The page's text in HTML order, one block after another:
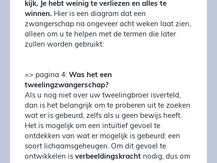
kijk. Je hebt weinig te verliezen en alles te
winnen. Hier is een diagram dat een
zwangerschap na ongeveer acht weken laat zien,
alleen om u te helpen met de termen die later
zullen worden gebruikt:
=> pagina 4: Was het een
tweelingzwangerschap?
Als u nog niet over uw tweelingbroer isverteld,
dan is het belangrijk om te proberen uit te zoeken
wat er is gebeurd, zelfs als u geen bewijs heeft.
Het is mogelijk om een intuïtief gevoel te
ontdekken van wat er mogelijk is gebeurd: een
soort lichaamsgeheugen. Om dit gevoel te
ontwikkelen is verbeeldingskracht nodig, dus om